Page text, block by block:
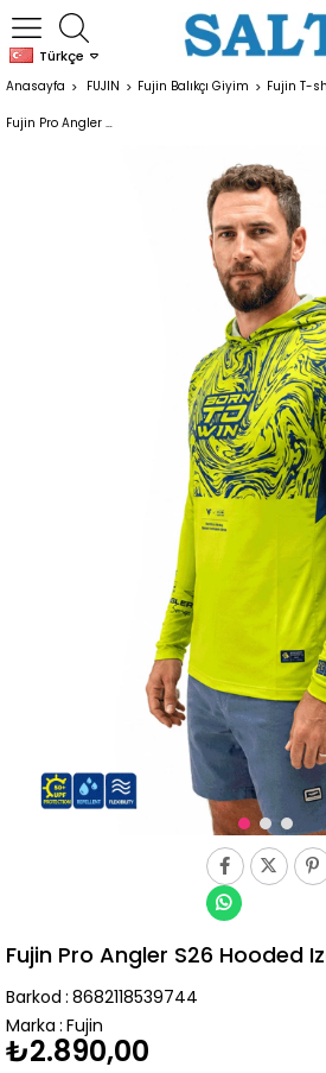
Türkçe
Anasayfa FUJIN Fujin Balıkçı Giyim Fujin T-
Fujin Pro Angler S26 Hooded Izohips Green Blue
Fujin Pro Angler S26 Hooded
Barkod : 8682118539744
Marka : Fujin
₺2.890,00